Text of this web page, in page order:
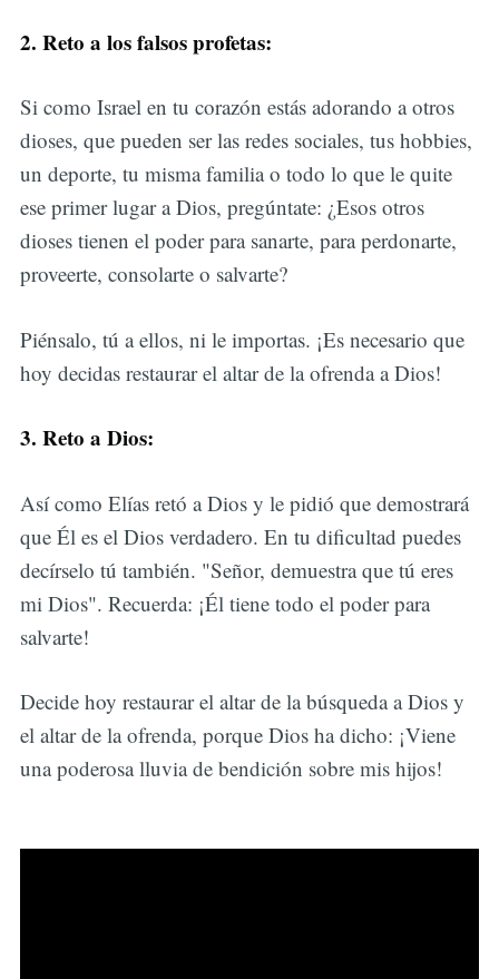
2. Reto a los falsos profetas:
Si como Israel en tu corazón estás adorando a otros
dioses, que pueden ser las redes sociales, tus hobbies,
un deporte, tu misma familia o todo lo que le quite
ese primer lugar a Dios, pregúntate: ¿Esos otros
dioses tienen el poder para sanarte, para perdonarte,
proveerte, consolarte o salvarte?
Piénsalo, tú a ellos, ni le importas. ¡Es necesario que
hoy decidas restaurar el altar de la ofrenda a Dios!
3. Reto a Dios:
Así como Elías retó a Dios y le pidió que demostrará
que Él es el Dios verdadero. En tu dificultad puedes
decírselo tú también. "Señor, demuestra que tú eres
mi Dios". Recuerda: ¡Él tiene todo el poder para
salvarte!
Decide hoy restaurar el altar de la búsqueda a Dios y
el altar de la ofrenda, porque Dios ha dicho: ¡Viene
una poderosa lluvia de bendición sobre mis hijos!